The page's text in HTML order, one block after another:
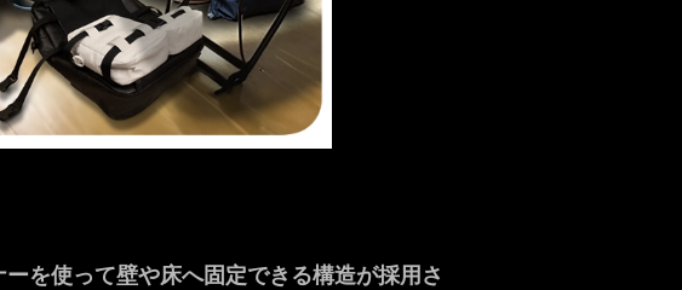
を使って壁や床へ固定できる構造が採用さ